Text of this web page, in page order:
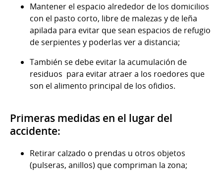
Mantener el espacio alrededor de los domicilios
con el pasto corto, libre de malezas y de leña
apilada para evitar que sean espacios de refugio
de serpientes y poderlas ver a distancia;
También se debe evitar la acumulación de
residuos para evitar atraer a los roedores que
son el alimento principal de los ofidios.
Primeras medidas en el lugar del
accidente:
Retirar calzado o prendas u otros objetos
(pulseras, anillos) que compriman la zona;